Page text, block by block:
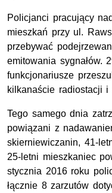
Policjanci pracujący
mieszkań przy ul.
przebywać
emitowania sygnałów.
funkcjonariusze
kilkanaście radiostacji i
Tego samego dnia
powiązani z
skierniewiczanin, 41-
25-letni mieszkaniec
stycznia 2016 roku
łącznie 8 zarzutów